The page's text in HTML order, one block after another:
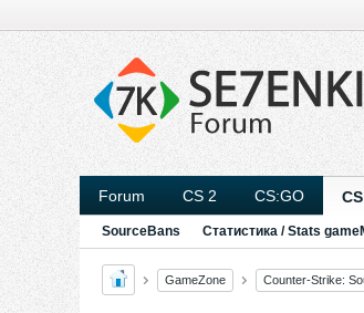
Forum CS 2 CS:GO
SourceBans Статистика / Stats
GameZone Counter-Strike: